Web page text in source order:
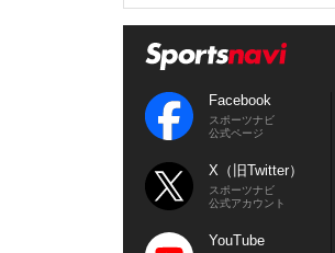
Facebook
スポーツナビ
公式ページ
X（旧Twitter）
スポーツナビ
公式アカウント
YouTube